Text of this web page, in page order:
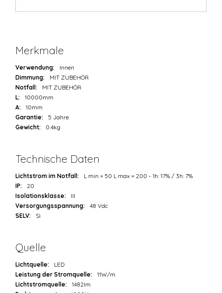
Merkmale
Verwendung:
Innen
Dimmung:
MIT ZUBEHÖR
Notfall:
MIT ZUBEHÖR
L:
10000mm
A:
10mm
Garantie:
5 Jahre
Gewicht:
0.4kg
Technische Daten
Lichtstrom im Notfall:
L min = 50 L max = 200 - 1h: 17% / 3h: 7%
IP:
20
Isolationsklasse:
III
Versorgungsspannung:
48 Vdc
SELV:
Sì
Quelle
Lichtquelle:
LED
Leistung der Stromquelle:
11W/m
Lichtstromquelle:
1482lm